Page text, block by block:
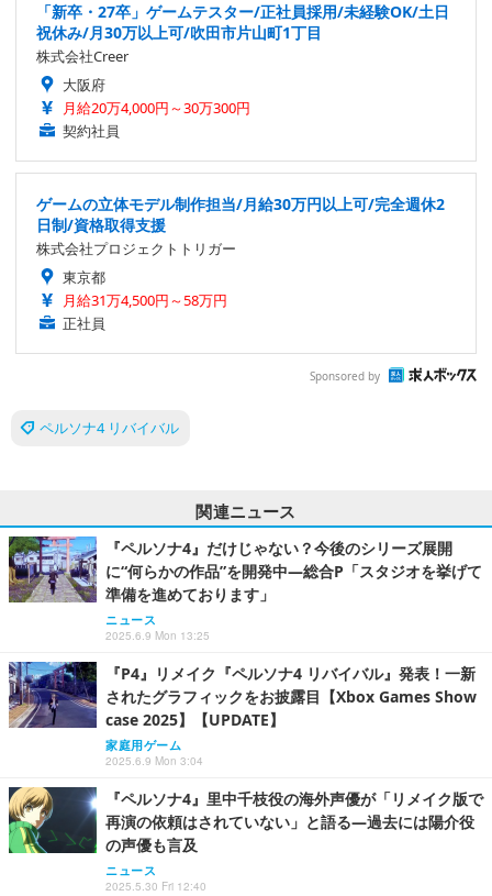
「新卒・27卒」ゲームテスター/正社員採用/未経験OK/土日
祝休み/月30万以上可/吹田市片山町1丁目
株式会社Creer
大阪府
月給20万4,000円～30万300円
契約社員
ゲームの立体モデル制作担当/月給30万円以上可/完全週休2
日制/資格取得支援
株式会社プロジェクトトリガー
東京都
月給31万4,500円～58万円
正社員
Sponsored by
ペルソナ4 リバイバル
関連ニュース
『ペルソナ4』だけじゃない？今後のシリーズ展開
に“何らかの作品”を開発中―総合P「スタジオを挙げて
準備を進めております」
ニュース
2025.6.9 Mon 13:25
『P4』リメイク『ペルソナ4 リバイバル』発表！一新
されたグラフィックをお披露目【Xbox Games Show
case 2025】【UPDATE】
家庭用ゲーム
2025.6.9 Mon 3:04
『ペルソナ4』里中千枝役の海外声優が「リメイク版で
再演の依頼はされていない」と語る―過去には陽介役
の声優も言及
ニュース
2025.5.30 Fri 12:40